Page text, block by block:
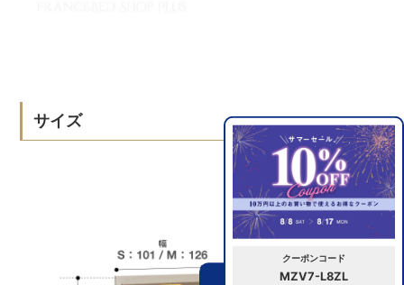
クーポンコード
MZV7-L8ZL
サイズ